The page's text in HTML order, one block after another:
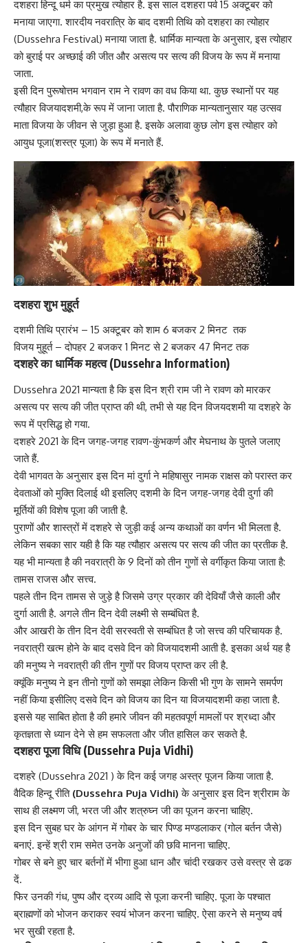
दशहरा हिन्दू धर्म का प्रमुख त्योहार है. इस साल दशहरा पर्व 15 अक्टूबर को
मनाया जाएगा. शारदीय नवरात्रि के बाद दशमी तिथि को दशहरा का त्योहार
(Dussehra Festival) मनाया जाता है. धार्मिक मान्यता के अनुसार, इस त्योहार
को बुराई पर अच्छाई की जीत और असत्य पर सत्य की विजय के रूप में मनाया
जाता.
इसी दिन पुरूषोत्तम भगवान राम ने रावण का वध किया था. कुछ स्थानों पर यह
त्यौहार विजयादशमी,के रूप में जाना जाता है. पौराणिक मान्यतानुसार यह उत्सव
माता विजया के जीवन से जुड़ा हुआ है. इसके अलावा कुछ लोग इस त्योहार को
आयुध पूजा(शस्त्र पूजा) के रूप में मनाते हैं.
दशहराशुभ मुहूर्त
दशमी तिथि प्रारंभ – 15 अक्टूबर को शाम 6 बजकर 2 मिनट तक
विजय मुहूर्त – दोपहर 2 बजकर 1 मिनट से 2 बजकर 47 मिनट तक
दशहरे का धार्मिक महत्व (Dussehra Information)
Dussehra 2021 मान्यता है कि इस दिन श्री राम जी ने रावण को मारकर
असत्य पर सत्य की जीत प्राप्त की थी, तभी से यह दिन विजयदशमी या दशहरे के
रूप में प्रसिद्ध हो गया.
दशहरे 2021 के दिन जगह-जगह रावण-कुंभकर्ण और मेघनाथ के पुतले जलाए
जाते हैं.
देवी भागवत के अनुसार इस दिन मां दुर्गा ने महिषासुर नामक राक्षस को परास्त कर
देवताओं को मुक्ति दिलाई थी इसलिए दशमी के दिन जगह-जगह देवी दुर्गा की
मूर्तियों की विशेष पूजा की जाती है.
पुराणों और शास्त्रों में दशहरे से जुड़ी कई अन्य कथाओं का वर्णन भी मिलता है.
लेकिन सबका सार यही है कि यह त्यौहार असत्य पर सत्य की जीत का प्रतीक है.
यह भी मान्यता है की नवरात्रीके 9 दिनों को तीन गुणों से वर्गीकृत किया जाता है:
तामस राजस और सत्त्व.
पहले तीन दिन तामस से जुड़े है जिसमे उग्र प्रकार की देवियाँ जैसे काली और
दुर्गा आती है. अगले तीन दिन देवी लक्ष्मी से सम्बंधित है.
और आखरी के तीन दिन देवी सरस्वती से सम्बंधित है जो सत्त्व की परिचायक है.
नवरात्रीखत्म होने के बाद दसवे दिन को विजयादशमी आती है. इसका अर्थ यह है
की मनुष्य ने नवरात्री की तीन गुणों पर विजय प्राप्त कर ली है.
क्यूंकि मनुष्य ने इन तीनो गुणों को समझा लेकिन किसी भी गुण के सामने समर्पण
नहीं किया इसीलिए दसवे दिन को विजय का दिन या विजयादशमी कहा जाता है.
इससे यह साबित होता है की हमारे जीवन की महतवपूर्ण मामलों पर श्रध्दा और
कृतज्ञता से ध्यान देने से हम सफलता और जीत हासिल कर सकते है.
दशहरा पूजा विधि (Dussehra Puja Vidhi)
दशहरे (Dussehra 2021 ) के दिन कई जगह अस्त्र पूजन किया जाता है.
वैदिक हिन्दू रीति (Dussehra Puja Vidhi)के अनुसार इस दिन श्रीराम के
साथ ही लक्ष्मण जी, भरत जी और शत्रुघ्न जी का पूजन करना चाहिए.
इस दिन सुबह घर के आंगन में गोबर के चार पिण्ड मण्डलाकर (गोल बर्तन जैसे)
बनाएं. इन्हें श्री राम समेत उनके अनुजों की छवि मानना चाहिए.
गोबर से बने हुए चार बर्तनों में भीगा हुआ धान और चांदी रखकर उसे वस्त्र से ढक
दें.
फिर उनकी गंध, पुष्प और द्रव्य आदि से पूजा करनी चाहिए. पूजा के पश्चात
ब्राह्मणों को भोजन कराकर स्वयं भोजन करना चाहिए. ऐसा करने से मनुष्य वर्ष
भर सुखी रहता है.